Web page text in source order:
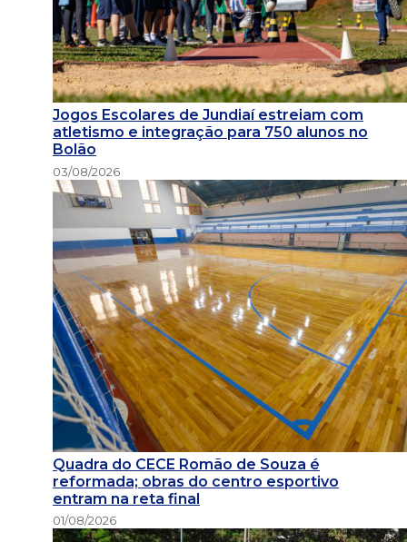
Jogos Escolares de Jundiaí estreiam com
atletismo e integração para 750 alunos no
Bolão
03/08/2026
Quadra do CECE Romão de Souza é
reformada; obras do centro esportivo
entram na reta final
01/08/2026